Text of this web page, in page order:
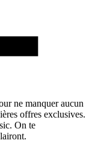
ne manquer aucun
offres exclusives.
On te